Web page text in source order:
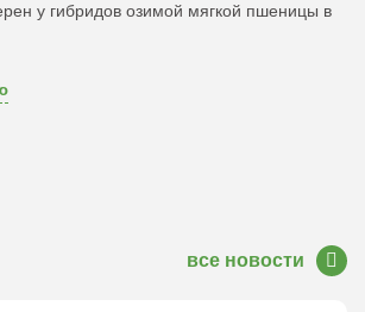
у гибридов озимой мягкой пшеницы в
все новости